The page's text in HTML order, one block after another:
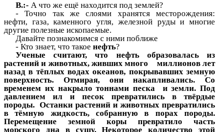
В.:- А что же ещё находится под землей?
- Точно так же слоями хранятся месторождения:
нефти, газа, каменного угля, железной руды и многие
другие полезные ископаемые.
Давайте познакомимся с ними поближе
- Кто знает, что такое нефть?
Ученые считают, что нефть образовалась из
растений и животных, живших много миллионов лет
назад в тёплых водах океанов, покрывавших земную
поверхность. Отмирая, они накапливались. Со
временем их накрыло тоннами песка и земли. Под
давлением ил и песок превратились в твёрдые
породы. Останки растений и животных превратились
в тёмную жидкость, собранную в порах породы.
Перемещение земной коры превратило часть
морского дна в сушу. Некоторое количество этой